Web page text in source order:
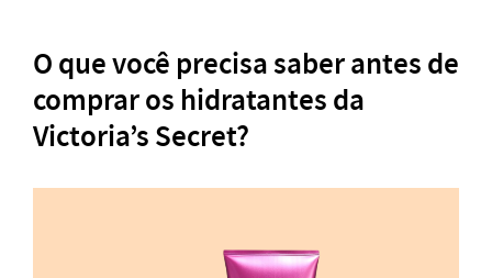
O que você precisa saber antes de
comprar os hidratantes da
Victoria’s Secret?